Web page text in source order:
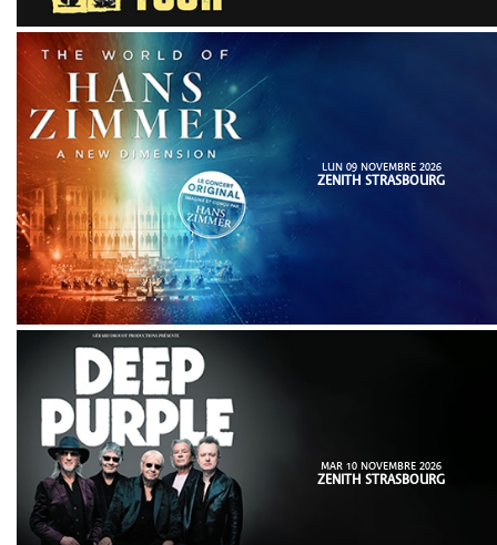
LUN 09 NOVEMBRE 2026
ZENITH STRASBOURG
MAR 10 NOVEMBRE 2026
ZENITH STRASBOURG